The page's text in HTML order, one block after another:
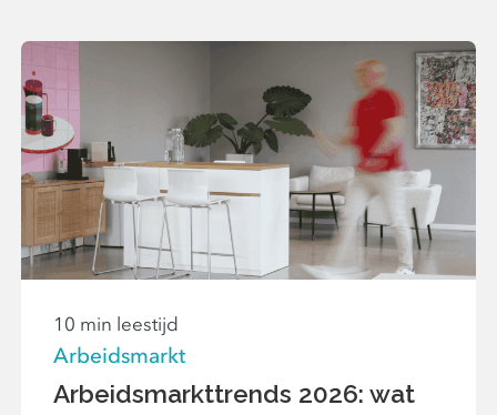
10 min leestijd
Arbeidsmarkt
Arbeidsmarkttrends 2026: wat